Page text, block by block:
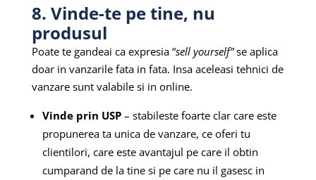
8. Vinde-te pe tine, nu
produsul
Poate te gandeai ca expresia “sell yourself”se aplica
doar in vanzarile fata in fata. Insa aceleasi tehnici de
vanzare sunt valabile si in online.
Vinde prin USP – stabileste foarte clar care este
propunerea ta unica de vanzare, ce oferi tu
clientilori, care este avantajul pe care il obtin
cumparand de la tine si pe care nu il gasesc in